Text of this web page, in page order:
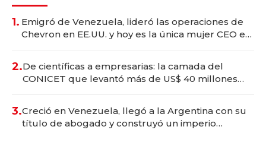
1. Emigró de Venezuela, lideró las operaciones de
Chevron en EE.UU. y hoy es la única mujer CEO en
2.De científicas a empresarias: la camada del
CONICET que levantó más de US$ 40 millones
3.Creció en Venezuela, llegó a la Argentina con su
título de abogado y construyó un imperio